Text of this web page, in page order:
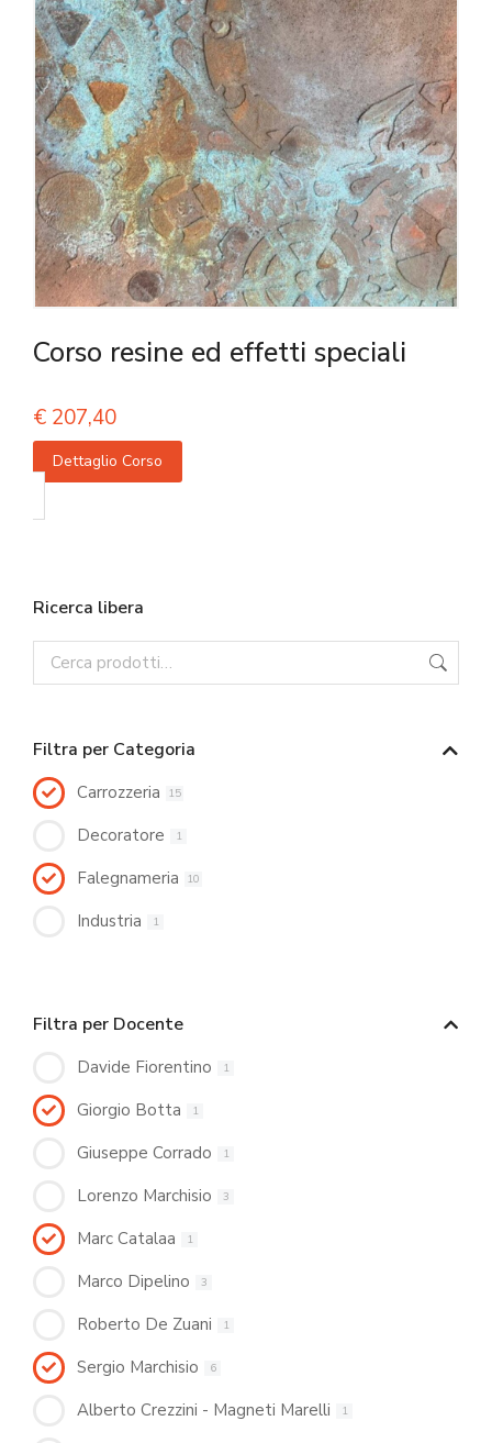
Corso resine ed effetti speciali
€ 207,40
Dettaglio Corso
Ricerca libera
Filtra per Categoria
Carrozzeria 15
Decoratore 1
Falegnameria 10
Industria 1
Filtra per Docente
Davide Fiorentino 1
Giorgio Botta 1
Giuseppe Corrado 1
Lorenzo Marchisio 3
Marc Catalaa 1
Marco Dipelino 3
Roberto De Zuani 1
Sergio Marchisio 6
Alberto Crezzini - Magneti Marelli 1